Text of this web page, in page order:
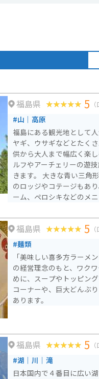
福島県 5
#山｜高原
福島にある観光地として
ヤギ、ウサギなどとたく
供から大人まで幅広く楽
ルフやアーチェリーの遊
きます。 大きな青い三角形の屋根が特徴の牧場には、300人収容
のロッジやコテージもあ
ーム、ペロシキなどのメ
の独特な風景を眺めなが
と遊んだり、ロシア料理
とができます。また、こ
ゆっくりと楽しむこともお
福島県 5
#麺類
「美味しい喜多方ラーメ
の経営理念のもと、ワク
めに、スープやトッピン
コーナーや、巨大どんぶ
あります。
福島県 5
#湖｜川｜滝
日本国内で４番目に広い